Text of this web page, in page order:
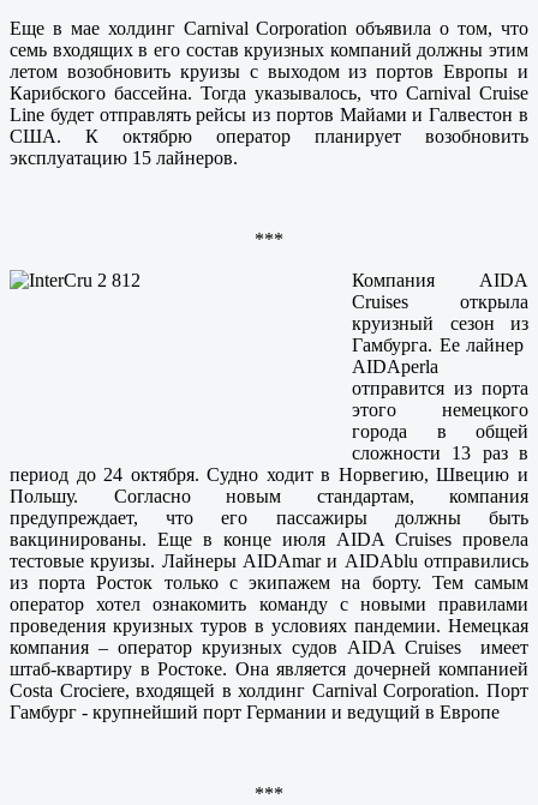
Еще в мае холдинг Carnival Corporation объявила о том, что
семь входящих в его состав круизных компаний должны этим
летом возобновить круизы с выходом из портов Европы и
Карибского бассейна. Тогда указывалось, что Carnival Cruise
Line будет отправлять рейсы из портов Майами и Галвестон в
США. К октябрю оператор планирует возобновить
эксплуатацию 15 лайнеров.
***
Компания AIDA
Cruises открыла
круизный сезон из
Гамбурга. Ее лайнер
AIDAperla
отправится из порта
этого немецкого
города в общей
сложности 13 раз в
период до 24 октября. Судно ходит в Норвегию, Швецию и
Польшу. Согласно новым стандартам, компания
предупреждает, что его пассажиры должны быть
вакцинированы. Еще в конце июля AIDA Cruises провела
тестовые круизы. Лайнеры AIDAmar и AIDAblu отправились
из порта Росток только с экипажем на борту. Тем самым
оператор хотел ознакомить команду с новыми правилами
проведения круизных туров в условиях пандемии. Немецкая
компания – оператор круизных судов AIDA Cruises имеет
штаб-квартиру в Ростоке. Она является дочерней компанией
Costa Crociere, входящей в холдинг Carnival Corporation. Порт
Гамбург - крупнейший порт Германии и ведущий в Европе
***